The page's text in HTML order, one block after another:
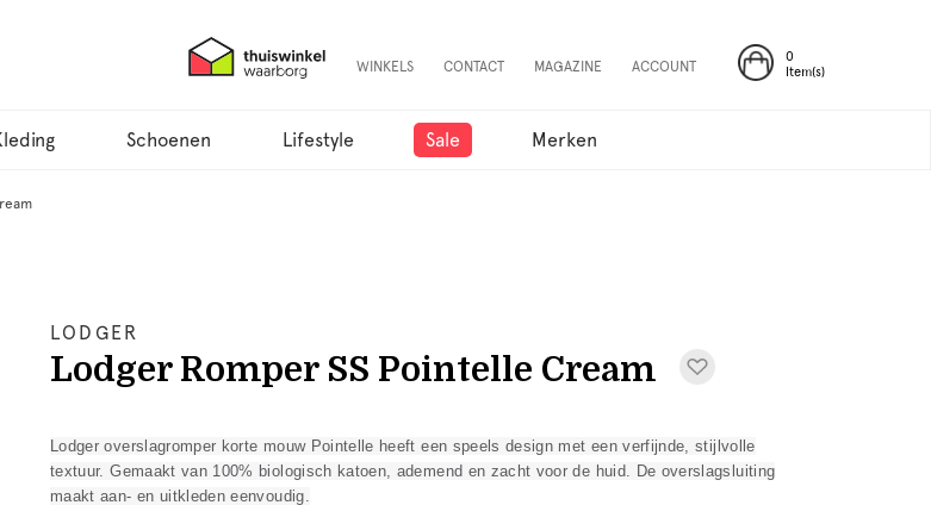
0
Item(s)
WINKELS CONTACT MAGAZINE ACCOUNT
Schoenen Lifestyle Sale Merken
LODGER
Lodger Romper SS Pointelle Cream
Lodger overslagromper korte mouw Pointelle heeft een speels design met een verfijnde, stijlvolle
textuur. Gemaakt van 100% biologisch katoen, ademend en zacht voor de huid. De overslagsluiting
maakt aan- en uitkleden eenvoudig.